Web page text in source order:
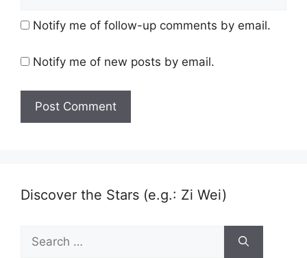
Notify me of follow-up comments by email.
Notify me of new posts by email.
Discover the Stars (e.g.: Zi Wei)
for: